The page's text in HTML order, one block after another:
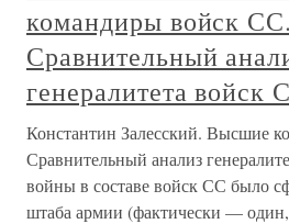
командиры войск СС.
Сравнительный
генералитета войск
Константин Залесский. Высшие
Сравнительный анализ
войны в составе войск СС было
штаба армии (фактически — один,